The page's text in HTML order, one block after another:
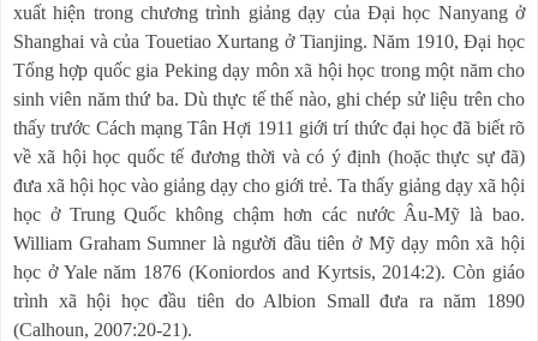
xuất hiện trong chương trình giảng dạy của Đại học Nanyang ở
Shanghai và của Touetiao Xurtang ở Tianjing. Năm 1910, Đại học
Tổng hợp quốc gia Peking dạy môn xã hội học trong một năm cho
sinh viên năm thứ ba. Dù thực tế thế nào, ghi chép sử liệu trên cho
thấy trước Cách mạng Tân Hợi 1911 giới trí thức đại học đã biết rõ
về xã hội học quốc tế đương thời và có ý định (hoặc thực sự đã)
đưa xã hội học vào giảng dạy cho giới trẻ. Ta thấy giảng dạy xã hội
học ở Trung Quốc không chậm hơn các nước Âu-Mỹ là bao.
William Graham Sumner là người đầu tiên ở Mỹ dạy môn xã hội
học ở Yale năm 1876 (Koniordos and Kyrtsis, 2014:2). Còn giáo
trình xã hội học đầu tiên do Albion Small đưa ra năm 1890
(Calhoun, 2007:20-21).